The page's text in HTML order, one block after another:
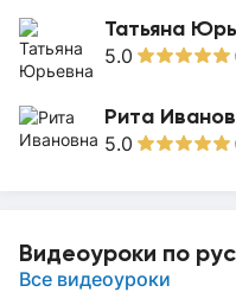
Татьяна
5.0
Рита
5.0
Видеоуроки по
Все видеоуроки